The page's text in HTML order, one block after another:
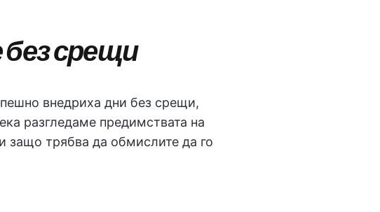
срещи
внедриха дни без срещи,
разгледаме предимствата на
защо трябва да обмислите да го